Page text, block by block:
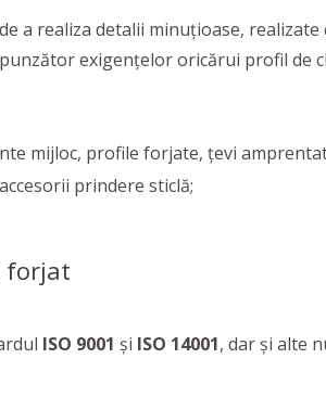
a realiza detalii minuțioase, realizate
exigențelor oricărui profil de
mijloc, profile forjate, țevi
prindere sticlă;
forjat
ISO 9001 și ISO 14001, dar și alte